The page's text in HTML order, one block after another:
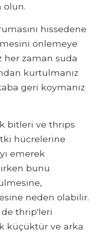
olun.
hissedene
önlemeye
her zaman suda
kurtulmanız
geri koymanız
bitleri ve thrips
hücrelerine
emerek
bunu
neden olabilir.
thrip'leri
küçüktür ve arka